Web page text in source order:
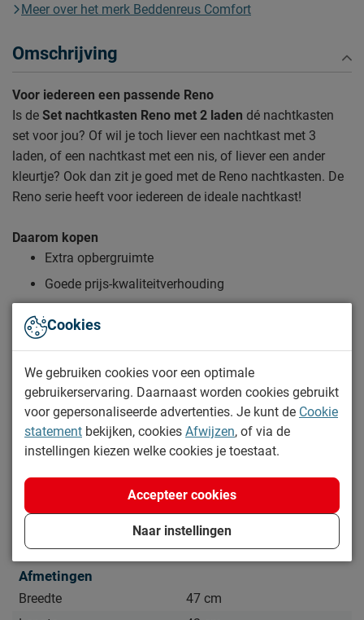
Meer over het merk Beddenreus Comfort
Omschrijving
Voor iedereen een passende Reno
Is de Set nachtkasten Reno met 2 laden dé nachtkasten
set voor jou? Of wil je toch liever een nachtkast met 3
laden, of een nachtkast met een nis, of liever een ander
kleurtje? Ook dan zit je goed met de Reno nachtkasten. De
Reno serie heeft voor iedereen de ideale nachtkast!
Daarom kopen
Extra opbergruimte
Goede prijs-kwaliteitverhouding
Zo blijven de Reno nachtkasten lang mooi (en schoon)
Lees meer
Specificaties
Productinformatie
Artikelnummer
646246
Beddenreus Comfort
Afmetingen
Breedte
47 cm
Cookies
We gebruiken cookies voor een optimale
gebruikerservaring. Daarnaast worden cookies gebruikt
voor gepersonaliseerde advertenties. Je kunt de Cookie
statement bekijken, cookies Afwijzen, of via de
instellingen kiezen welke cookies je toestaat.
Naar instellingen
Accepteer cookies